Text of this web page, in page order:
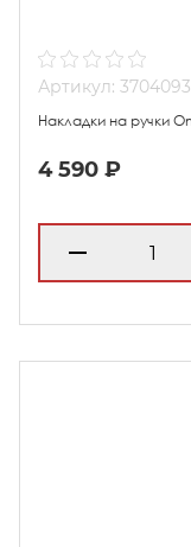
Артикул:
Накладки на ручки
4 590 ₽